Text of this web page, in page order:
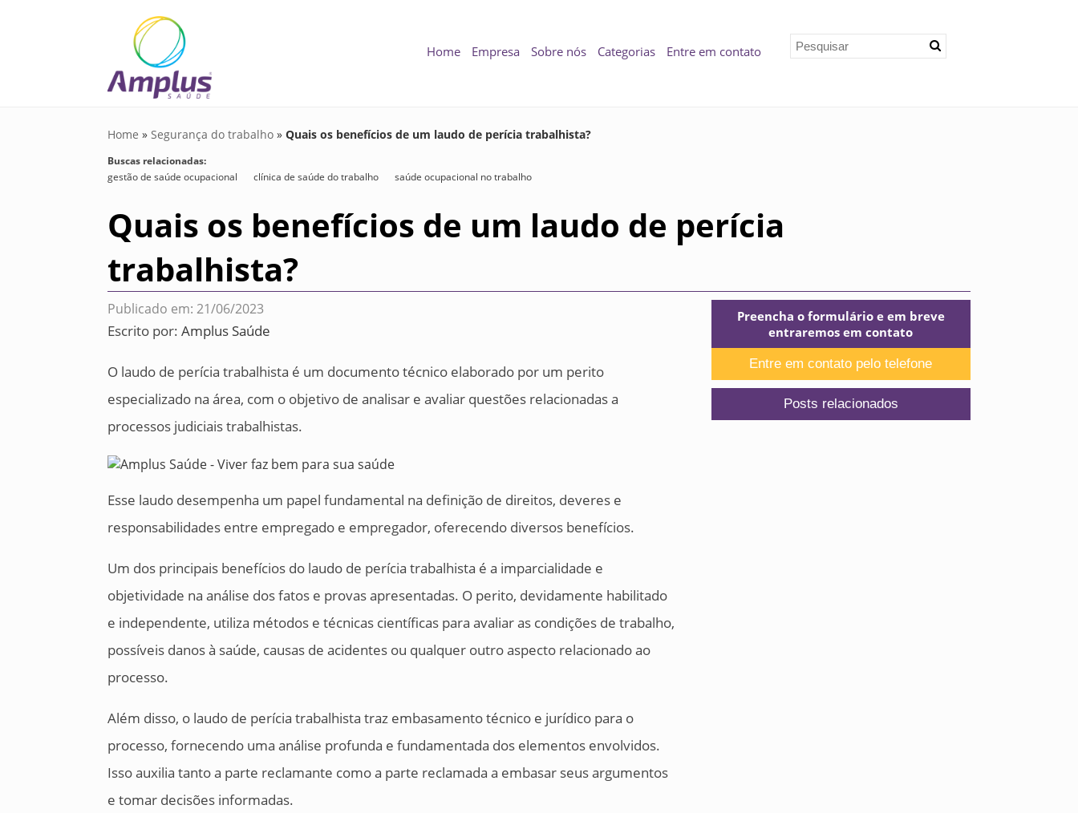
Home Empresa Categorias Entre em contato
Sobre nós
Home »Segurança do trabalho »Quais os benefícios de um laudo de perícia trabalhista?
Buscas relacionadas:
gestão de saúde ocupacional
clínica de saúde do trabalho saúde ocupacional no trabalho
Quais os benefícios de um laudo de perícia
trabalhista?
Publicado em: 21/06/2023
Escrito por:Amplus Saúde
O laudo de perícia trabalhista é um documento técnico elaborado por um perito
especializado na área, com o objetivo de analisar e avaliar questões relacionadas a
processos judiciais trabalhistas.
Esse laudo desempenha um papel fundamental na definição de direitos, deveres e
responsabilidades entre empregado e empregador, oferecendo diversos benefícios.
Um dos principais benefícios do laudo de perícia trabalhista é a imparcialidade e
objetividade na análise dos fatos e provas apresentadas. O perito, devidamente habilitado
e independente, utiliza métodos e técnicas científicas para avaliar as condições de trabalho,
possíveis danos à saúde, causas de acidentes ou qualquer outro aspecto relacionado ao
processo.
Além disso, o laudo de perícia trabalhista traz embasamento técnico e jurídico para o
processo, fornecendo uma análise profunda e fundamentada dos elementos envolvidos.
Isso auxilia tanto a parte reclamante como a parte reclamada a embasar seus argumentos
e tomar decisões informadas.
Preencha o formulário e em breve
entraremos em contato
Entre em contato pelo telefone
Posts relacionados